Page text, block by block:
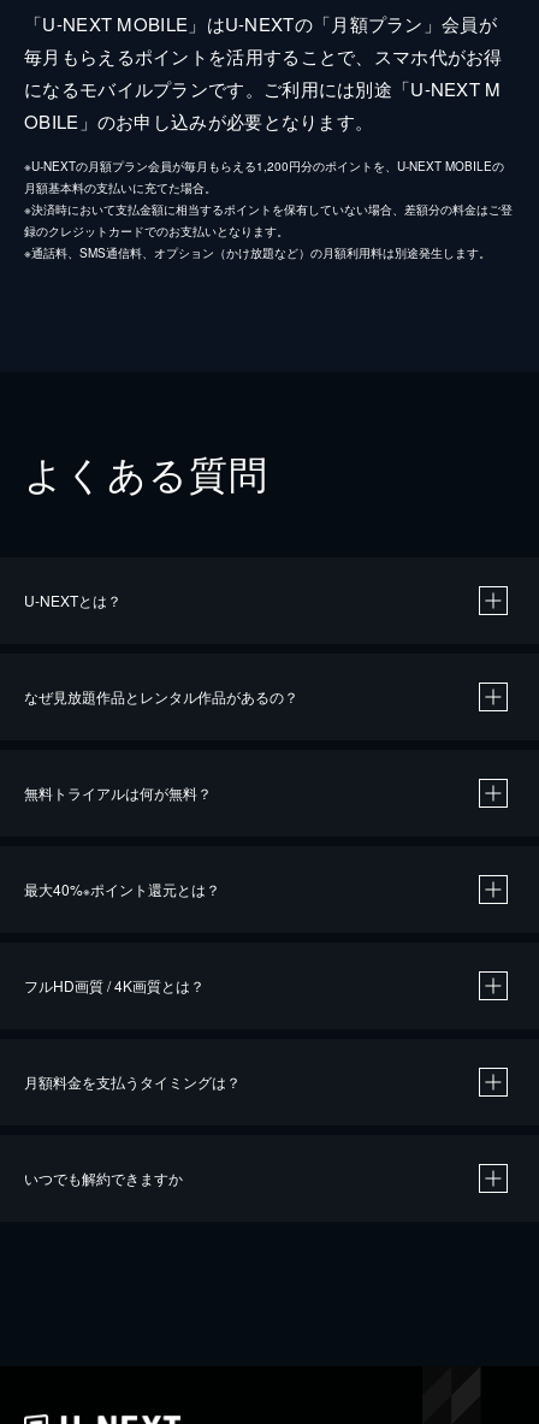
「U-NEXT MOBILE」はU-NEXTの「月額プラン」会員が
毎月もらえるポイントを活用することで、スマホ代がお得
になるモバイルプランです。ご利用には別途「U-NEXT M
OBILE」のお申し込みが必要となります。
※U-NEXTの月額プラン会員が毎月もらえる1,200円分のポイントを、U-NEXT MOBILEの
月額基本料の支払いに充てた場合。
※決済時において支払金額に相当するポイントを保有していない場合、差額分の料金はご登
録のクレジットカードでのお支払いとなります。
※通話料、SMS通信料、オプション（かけ放題など）の月額利用料は別途発生します。
よくある質問
U-NEXTとは？
なぜ見放題作品とレンタル作品があるの？
無料トライアルは何が無料？
最大40%※ポイント還元とは？
※40％ポイント還元の対象は、クレジットカード決済による作品の購入 / レンタルです。
iOSアプリのUコイン決済による作品の購入 / レンタルは、20％のポイント還元です。
フルHD画質 / 4K画質とは？
月額料金を支払うタイミングは？
いつでも解約できますか